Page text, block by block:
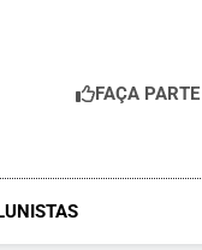
FAÇA PARTE